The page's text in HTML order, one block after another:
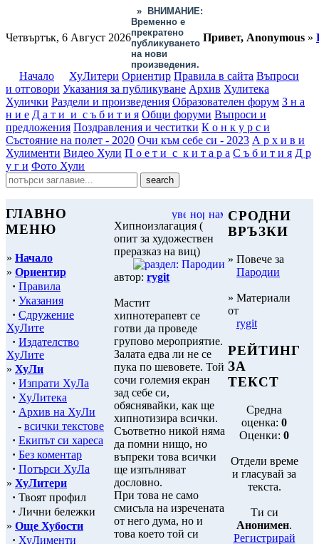
Четвъртък, 6 Август 2026
»
ВНИМАНИЕ:
Временно е
прекратено
публикуването
на нови
произведения.
Привет, Anonymous »
Начало ХуЛитери Ориентир Правила в сайта Въпроси
и отговори Указания за публикуване Архив Хулитека
Хулички Раздели и произведения Образователен форум З н а
н и е Д а т и и с ъ б и т и я Общи форуми Въпроси и
предложения Поздравления и честитки К о н к у р с и
Състояние на полет - 2020 Очи към себе си - 2023 А р х и в и
Хулименти Видео Хули П о е т и с к и т а р а С ъ б и т и я Д р
у г и Фото Хули
ГЛАВНО
МЕНЮ
» Начало
» Ориентир
· Правила
· Указания
· Сдружение
ХуЛите
· Издателство
ХуЛите
» ХуЛи
· Изпрати ХуЛа
· ХуЛитека
· Архив на ХуЛи
- всички текстове
· Екипът си хареса
· Без коментар
· Потърси ХуЛа
» ХуЛитери
· Твоят профил
· Лични бележки
» Още Хубости
· ХуЛименти
Хипноизлагация (
опит за художествен
преразказ на виц)
автор: rygit
Мастит
хипнотерапевт се
готви да проведе
групово мероприятие.
Залата едва ли не се
пука по шевовете. Той
сочи големия екран
зад себе си,
обяснявайки, как ще
хипнотизира всички.
Съответно никой няма
да помни нищо, но
въпреки това всички
ще изпълняват
дословно.
При това не само
смисъла на изречената
от него дума, но и
това което той си
СРОДНИ
ВРЪЗКИ
» Повече за
Пародии
» Материали
от
rygit
РЕЙТИНГ
ЗА
ТЕКСТ
Средна
оценка: 0
Оценки: 0
Отдели време
и гласувай за
текста.
Ти си
Анонимен.
Регистрирай